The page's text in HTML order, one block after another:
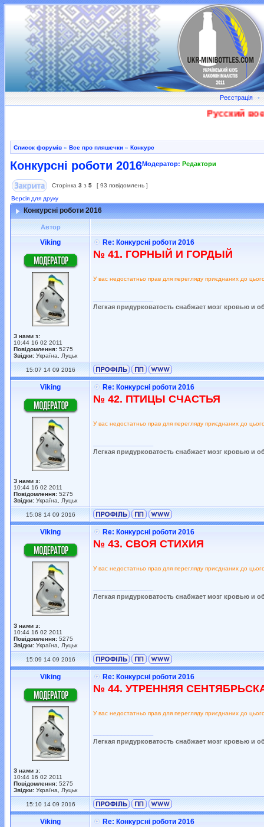
Реєстрація •
Русский
Список форумів » Все про пляшечки » Конкурс
Конкурсні роботи 2016Модератор: Редактори
Сторінка 3 з 5
[ 93 повідомлень ]
Версія для друку
Конкурсні роботи 2016
Автор
Viking
З нами з:
10:44 16 02 2011
Повідомлення: 5275
Звідки: Україна, Луцьк
Re: Конкурсні роботи 2016
№ 41. ГОРНЫЙ И ГОРДЫЙ
У вас недостатньо прав для перегляду приєднаних до
Легкая придурковатость снабжает мозг кровью и
15:07 14 09 2016
Viking
З нами з:
10:44 16 02 2011
Повідомлення: 5275
Звідки: Україна, Луцьк
Re: Конкурсні роботи 2016
№ 42. ПТИЦЫ СЧАСТЬЯ
У вас недостатньо прав для перегляду приєднаних до
Легкая придурковатость снабжает мозг кровью и
15:08 14 09 2016
Viking
З нами з:
10:44 16 02 2011
Повідомлення: 5275
Звідки: Україна, Луцьк
Re: Конкурсні роботи 2016
№ 43. СВОЯ СТИХИЯ
У вас недостатньо прав для перегляду приєднаних до
Легкая придурковатость снабжает мозг кровью и
15:09 14 09 2016
Viking
З нами з:
10:44 16 02 2011
Повідомлення: 5275
Звідки: Україна, Луцьк
Re: Конкурсні роботи 2016
№ 44. УТРЕННЯЯ
У вас недостатньо прав для перегляду приєднаних до
Легкая придурковатость снабжает мозг кровью и
15:10 14 09 2016
Viking Re: Конкурсні роботи 2016